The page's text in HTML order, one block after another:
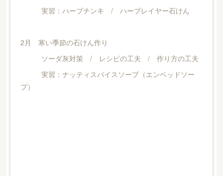
実習：ハーブチンキ / ハーブレイヤー石けん
2月 寒い季節の石けん作り
ソーダ灰対策 / レシピの工夫 / 作り方の工夫
実習：ナッティスパイスソープ（エンベッドソー
プ）